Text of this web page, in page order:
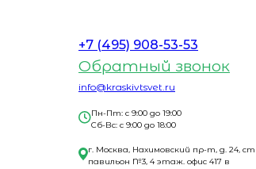
+7 (495) 908-53-53
Обратный звонок
info@kraskivtsvet.ru
Пн-Пт: с 9:00 до 19:00
Сб-Вс: с 9:00 до 18:00
г. Москва, Нахимовский пр-т, д. 24,
павильон №3, 4 этаж. офис 417 в